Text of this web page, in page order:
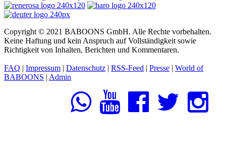
Copyright © 2021 BABOONS GmbH. Alle Rechte vorbehalten.
Keine Haftung und kein Anspruch auf Vollständigkeit sowie
Richtigkeit von Inhalten, Berichten und Kommentaren.
FAQ | Impressum | Datenschutz | RSS-Feed | Presse | World of
BABOONS | Admin